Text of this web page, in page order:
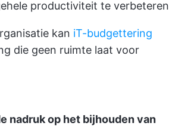
productiviteit te verbeteren
kan iT-budgettering
die geen ruimte laat voor
nadruk op het bijhouden van